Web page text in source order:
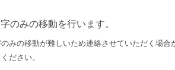
のみの移動を行います。
みの移動が難しいため連絡させていただく場合
ださい。